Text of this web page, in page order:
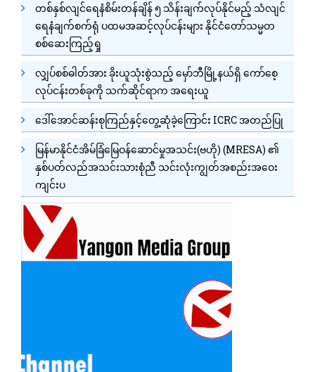
တစ်နှစ်လျင်ရေနံစိမ်းတန်ချိန် ၅ သိန်းချက်လုပ်နိုင်မည့် သံလျင်
ရေနံချက်စက်ရုံ ပထမအဆင့်လုပ်ငန်းများ နိုင်ငံတော်သမ္မတ
စစ်ဆေးကြည့်ရှု
လျှပ်စစ်ဓါတ်အား ခိုးယူသုံးစွဲသည့် မှော်ဘီမြို့နယ်ရှိ ကော်စေ့
လုပ်ငန်းတစ်ခုကို သက်ဆိုင်ရာက အရေးယူ
ဒေါ်အောင်ဆန်းစုကြည်နှင့်တွေ့ဆုံခဲ့ကြောင်း ICRC အတည်ပြု
မြန်မာနိုင်ငံအိမ်ခြံမြေဝန်ဆောင်မှုအသင်း(ဗဟို) (MRESA) ၏
နှစ်ပတ်လည်အသင်းသားစုံညီ သင်းလုံးကျွတ်အစည်းအဝေး
ကျင်းပ